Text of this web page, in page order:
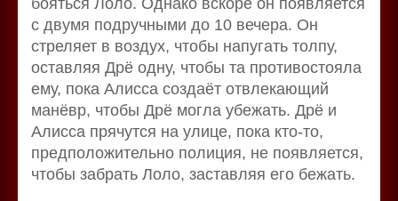
с двумя подручными до 10 вечера. Он
стреляет в воздух, чтобы напугать толпу,
оставляя Дрё одну, чтобы та противостояла
ему, пока Алисса создаёт отвлекающий
манёвр, чтобы Дрё могла убежать. Дрё и
Алисса прячутся на улице, пока кто-то,
предположительно полиция, не появляется,
чтобы забрать Лоло, заставляя его бежать.